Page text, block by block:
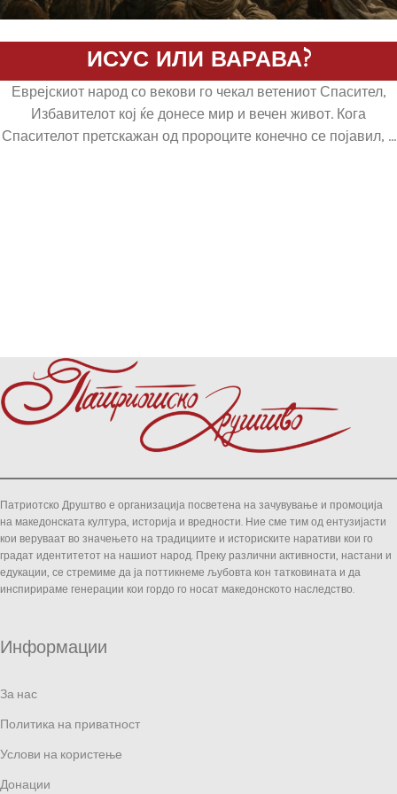
ИСУС ИЛИ ВАРАВА?
Еврејскиот народ со векови го чекал ветениот Спасител,
Избавителот кој ќе донесе мир и вечен живот. Кога
Спасителот претскажан од пророците конечно се појавил, ...
Патриотско Друштво е организација посветена на зачувување и промоција
на македонската култура, историја и вредности. Ние сме тим од ентузијасти
кои веруваат во значењето на традициите и историските наративи кои го
градат идентитетот на нашиот народ. Преку различни активности, настани и
едукации, се стремиме да ја поттикнеме љубовта кон татковината и да
инспирираме генерации кои гордо го носат македонското наследство.
Информации
За нас
Политика на приватност
Услови на користење
Донации